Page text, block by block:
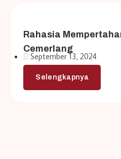
Rahasia
Cemerlang
September 13, 2024
Selengkapnya